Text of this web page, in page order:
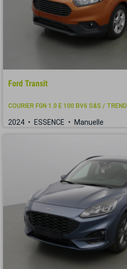
Ford Transit
COURIER FGN 1.0 E 100 BV6 S&S / TREND
2024 ESSENCE Manuelle